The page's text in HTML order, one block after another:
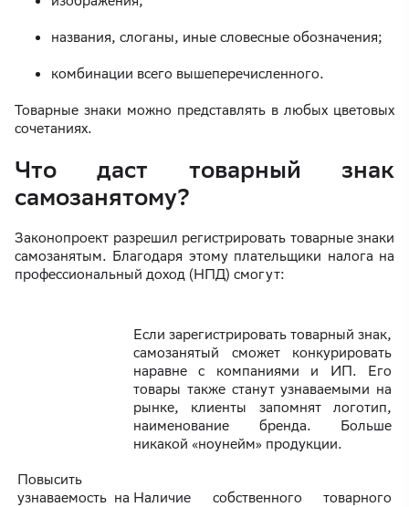
названия, слоганы, иные словесные обозначения;
комбинации всего вышеперечисленного.
Товарные знаки можно представлять в любых цветовых
сочетаниях.
Что даст товарный знак
самозанятому?
Законопроект разрешил регистрировать товарные знаки
самозанятым. Благодаря этому плательщики налога на
профессиональный доход (НПД) смогут:
Повысить
узнаваемость на
Если зарегистрировать товарный знак,
самозанятый сможет конкурировать
наравне с компаниями и ИП. Его
товары также станут узнаваемыми на
рынке, клиенты запомнят логотип,
наименование бренда. Больше
никакой «ноунейм» продукции.
Наличие собственного товарного